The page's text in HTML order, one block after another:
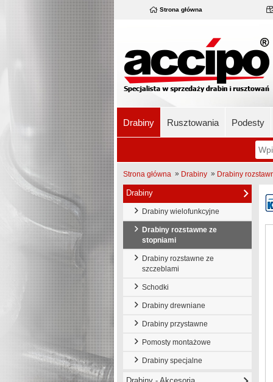
Strona główna
Drabiny Rusztowania Podesty
Strona główna » Drabiny » Drabiny
Drabiny
Drabiny wielofunkcyjne
Drabiny rozstawne ze
stopniami
Drabiny rozstawne ze
szczeblami
Schodki
Drabiny drewniane
Drabiny przystawne
Pomosty montażowe
Drabiny specjalne